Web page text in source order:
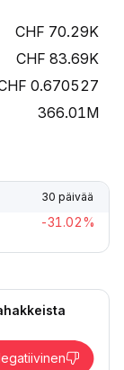
70.29K
83.69K
0.670527
366.01M
30 päivää
-31.02%